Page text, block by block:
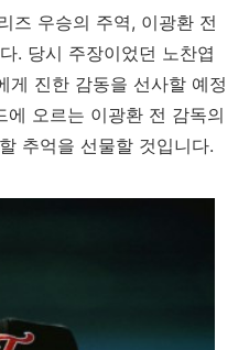
즈 우승의 주역, 이광환 전
. 당시 주장이었던 노찬엽
게 진한 감동을 선사할 예정
오르는 이광환 전 감독의
추억을 선물할 것입니다.